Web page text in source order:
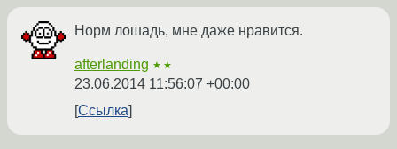
Норм лошадь, мне даже нравится.
afterlanding ★★
23.06.2014 11:56:07 +00:00
Ссылка